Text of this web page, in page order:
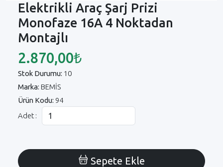
Elektrikli Araç Şarj Prizi
Monofaze 16A 4 Noktadan
Montajlı
2.870,00₺
Stok Durumu: 10
Marka: BEMİS
Ürün Kodu: 94
Adet :
Sepete Ekle